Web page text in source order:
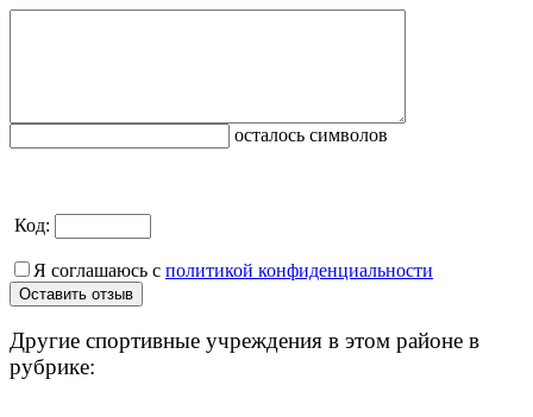
осталось символов
Код:
Я соглашаюсь с политикой конфиденциальности
Другие спортивные учреждения в этом районе в
рубрике: